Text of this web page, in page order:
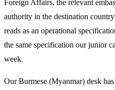
Foreign Affairs, the relevant
authority in the destination
reads as an operational
the same specification our junior
week.
Our Burmese (Myanmar) desk